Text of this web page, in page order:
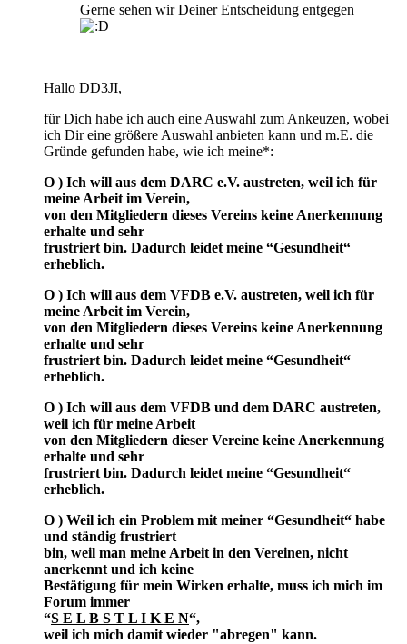
Gerne sehen wir Deiner Entscheidung entgegen
Hallo DD3JI,
für Dich habe ich auch eine Auswahl zum Ankeuzen, wobei
ich Dir eine größere Auswahl anbieten kann und m.E. die
Gründe gefunden habe, wie ich meine*:
O ) Ich will aus dem DARC e.V. austreten, weil ich für
meine Arbeit im Verein,
von den Mitgliedern dieses Vereins keine Anerkennung
erhalte und sehr
frustriert bin. Dadurch leidet meine “Gesundheit“
erheblich.
O ) Ich will aus dem VFDB e.V. austreten, weil ich für
meine Arbeit im Verein,
von den Mitgliedern dieses Vereins keine Anerkennung
erhalte und sehr
frustriert bin. Dadurch leidet meine “Gesundheit“
erheblich.
O ) Ich will aus dem VFDB und dem DARC austreten,
weil ich für meine Arbeit
von den Mitgliedern dieser Vereine keine Anerkennung
erhalte und sehr
frustriert bin. Dadurch leidet meine “Gesundheit“
erheblich.
O ) Weil ich ein Problem mit meiner “Gesundheit“ habe
und ständig frustriert
bin, weil man meine Arbeit in den Vereinen, nicht
anerkennt und ich keine
Bestätigung für mein Wirken erhalte, muss ich mich im
Forum immer
“S E L B S T L I K E N“,
weil ich mich damit wieder "abregen" kann.